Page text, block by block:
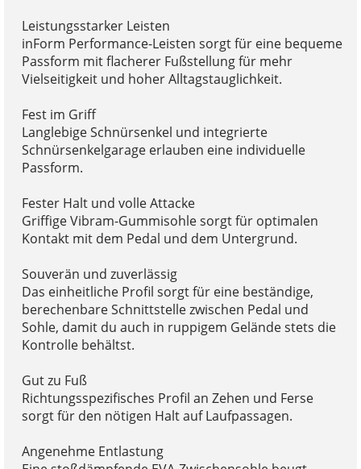
Leistungsstarker Leisten
inForm Performance-Leisten sorgt für eine bequeme
Passform mit flacherer Fußstellung für mehr
Vielseitigkeit und hoher Alltagstauglichkeit.
Fest im Griff
Langlebige Schnürsenkel und integrierte
Schnürsenkelgarage erlauben eine individuelle
Passform.
Fester Halt und volle Attacke
Griffige Vibram-Gummisohle sorgt für optimalen
Kontakt mit dem Pedal und dem Untergrund.
Souverän und zuverlässig
Das einheitliche Profil sorgt für eine beständige,
berechenbare Schnittstelle zwischen Pedal und
Sohle, damit du auch in ruppigem Gelände stets die
Kontrolle behältst.
Gut zu Fuß
Richtungsspezifisches Profil an Zehen und Ferse
sorgt für den nötigen Halt auf Laufpassagen.
Angenehme Entlastung